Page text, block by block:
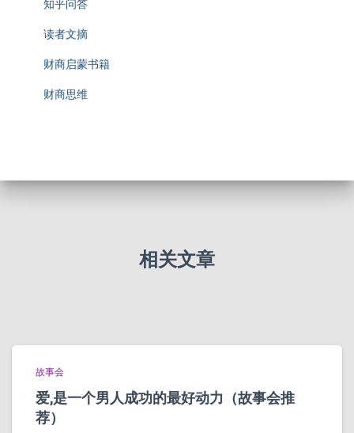
知乎问答
读者文摘
财商启蒙书籍
财商思维
相关文章
故事会
爱,是一个男人成功的最好动力（故事会推
荐）